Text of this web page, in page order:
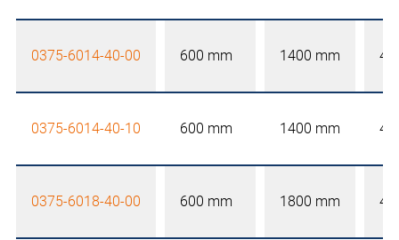
0375-6014-40-00 600 mm 1400 mm
0375-6014-40-10 600 mm 1400 mm
0375-6018-40-00 600 mm 1800 mm